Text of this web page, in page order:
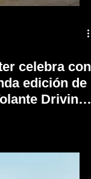
celebra con
edición de
Driving